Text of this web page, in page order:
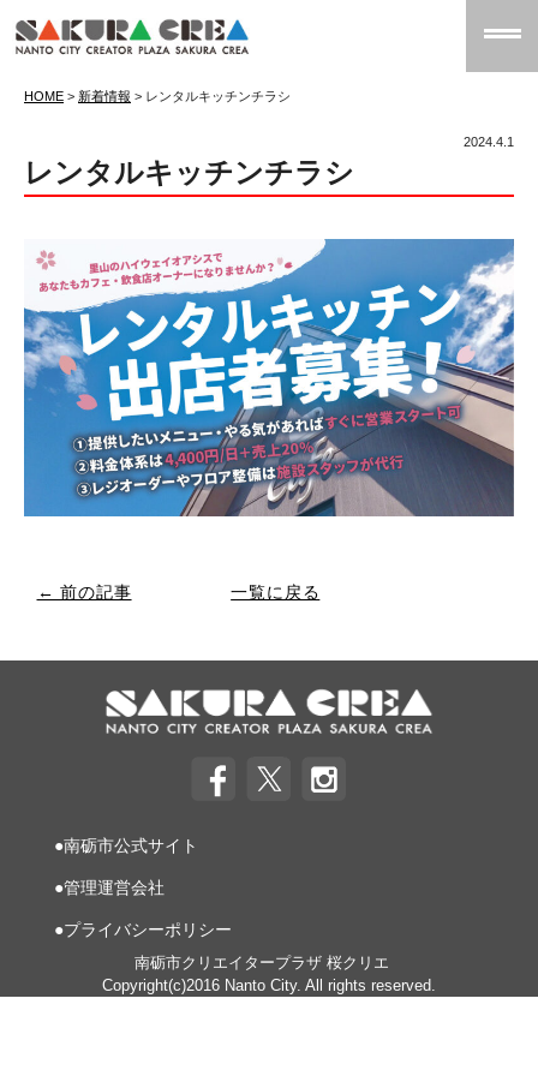
HOME > 新着情報 > レンタルキッチンチラシ
2024.4.1
レンタルキッチンチラシ
← 前の記事 一覧に戻る
●南砺市公式サイト
●管理運営会社
●プライバシーポリシー
南砺市クリエイタープラザ 桜クリエ
Copyright(c)2016 Nanto City. All rights reserved.